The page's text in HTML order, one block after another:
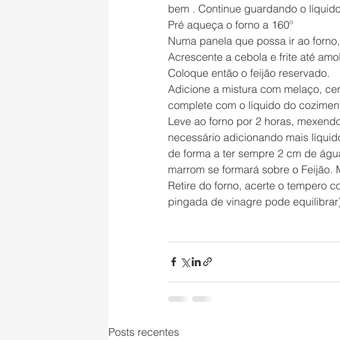
bem . Continue guardando o
Pré aqueça o forno a 160º
Numa panela que possa ir ao
Acrescente a cebola e frite até
Coloque então o feijão reservado.
Adicione a mistura com melaço,
complete com o líquido do
Leve ao forno por 2 horas,
necessário adicionando mais
de forma a ter sempre 2 cm de
marrom se formará sobre o
Retire do forno, acerte o tempero
pingada de vinagre pode
Posts recentes